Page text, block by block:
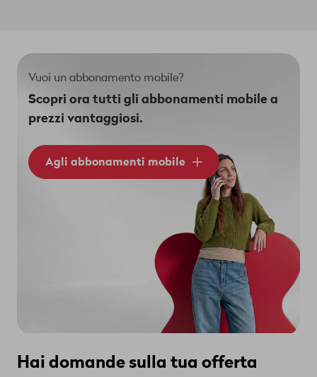
Vuoi un abbonamento mobile?
Scopri ora tutti gli abbonamenti mobile a
prezzi vantaggiosi.
Agli abbonamenti mobile
Hai domande sulla tua offerta